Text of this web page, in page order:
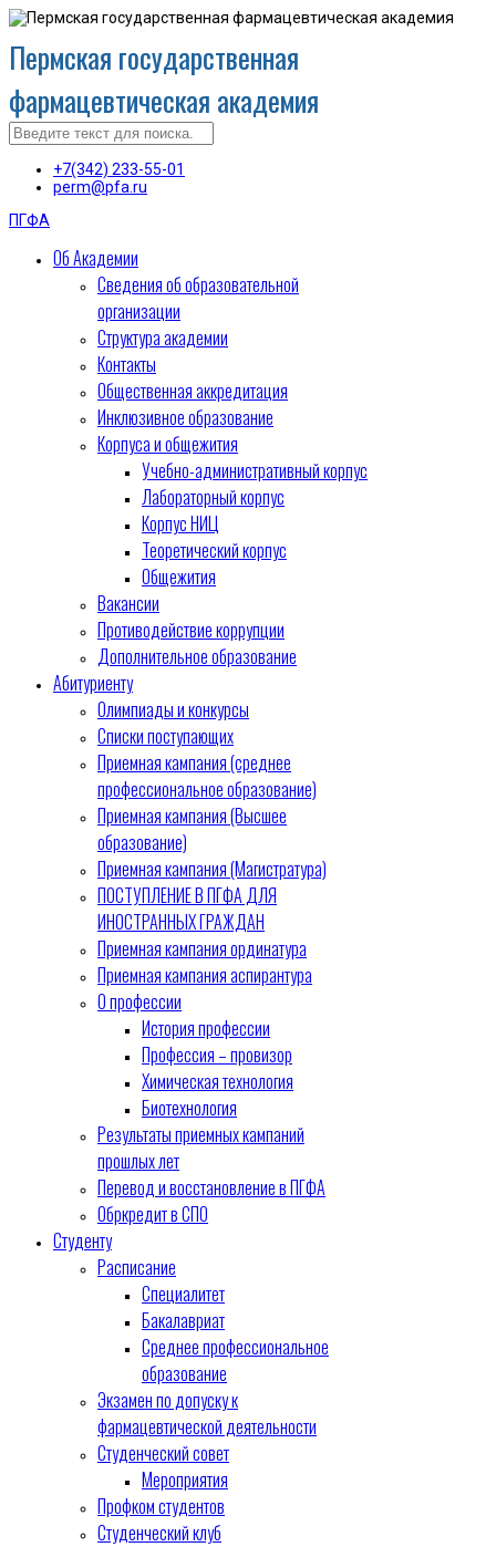
Пермская государственная
фармацевтическая академия
+7(342) 233-55-01
perm@pfa.ru
ПГФА
Об Академии
Сведения об образовательной
организации
Структура академии
Контакты
Общественная аккредитация
Инклюзивное образование
Корпуса и общежития
Учебно-административный корпус
Лабораторный корпус
Корпус НИЦ
Теоретический корпус
Общежития
Вакансии
Противодействие коррупции
Дополнительное образование
Абитуриенту
Олимпиады и конкурсы
Списки поступающих
Приемная кампания (среднее
профессиональное образование)
Приемная кампания (Высшее
образование)
Приемная кампания (Магистратура)
ПОСТУПЛЕНИЕ В ПГФА ДЛЯ
ИНОСТРАННЫХ ГРАЖДАН
Приемная кампания ординатура
Приемная кампания аспирантура
О профессии
История профессии
Профессия – провизор
Химическая технология
Биотехнология
Результаты приемных кампаний
прошлых лет
Перевод и восстановление в ПГФА
Обркредит в СПО
Студенту
Расписание
Специалитет
Бакалавриат
Среднее профессиональное
образование
Экзамен по допуску к
фармацевтической деятельности
Студенческий совет
Мероприятия
Профком студентов
Студенческий клуб